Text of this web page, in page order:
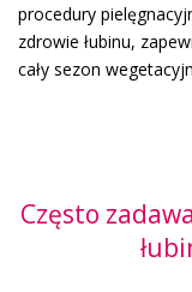
procedury
zdrowie łubinu,
cały sezon
Często